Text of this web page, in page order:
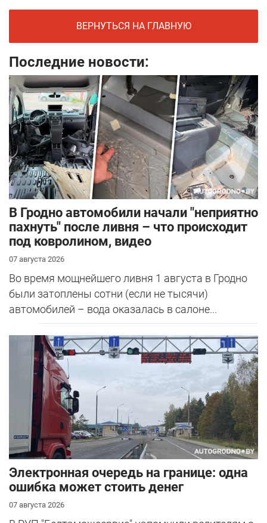
ВЕРНУТЬСЯ НА ГЛАВНУЮ
Последние новости:
В Гродно автомобили начали "неприятно
пахнуть" после ливня – что происходит
под ковролином, видео
07 августа 2026
Во время мощнейшего ливня 1 августа в Гродно
были затоплены сотни (если не тысячи)
автомобилей – вода оказалась в салоне...
Электронная очередь на границе: одна
ошибка может стоить денег
07 августа 2026